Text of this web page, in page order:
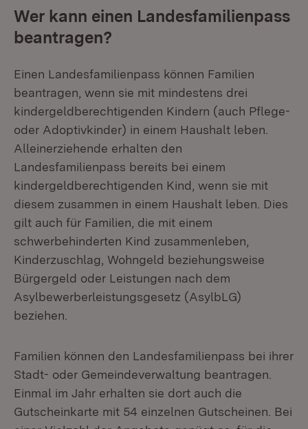
Wer kann einen Landesfamilienpass
beantragen?
Einen Landesfamilienpass können Familien
beantragen, wenn sie mit mindestens drei
kindergeldberechtigenden Kindern (auch Pflege-
oder Adoptivkinder) in einem Haushalt leben.
Alleinerziehende erhalten den
Landesfamilienpass bereits bei einem
kindergeldberechtigenden Kind, wenn sie mit
diesem zusammen in einem Haushalt leben. Dies
gilt auch für Familien, die mit einem
schwerbehinderten Kind zusammenleben,
Kinderzuschlag, Wohngeld beziehungsweise
Bürgergeld oder Leistungen nach dem
Asylbewerberleistungsgesetz (AsylbLG)
beziehen.
Familien können den Landesfamilienpass bei ihrer
Stadt- oder Gemeindeverwaltung beantragen.
Einmal im Jahr erhalten sie dort auch die
Gutscheinkarte mit 54 einzelnen Gutscheinen. Bei